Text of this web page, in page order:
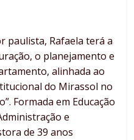
paulista, Rafaela terá a
o planejamento e
alinhada ao
do Mirassol no
Formada em Educação
e
de 39 anos